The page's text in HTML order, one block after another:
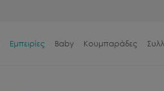
Εμπειρίες Baby Κουμπαράδες